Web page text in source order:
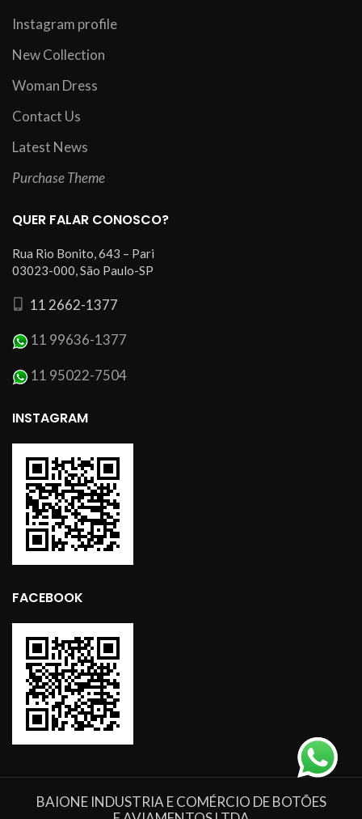
Instagram profile
New Collection
Woman Dress
Contact Us
Latest News
Purchase Theme
QUER FALAR CONOSCO?
Rua Rio Bonito, 643 – Pari
03023-000, São Paulo-SP
11 2662-1377
11 99636-1377
11 95022-7504
INSTAGRAM
FACEBOOK
BAIONE INDUSTRIA E COMÉRCIO DE BOTÕES